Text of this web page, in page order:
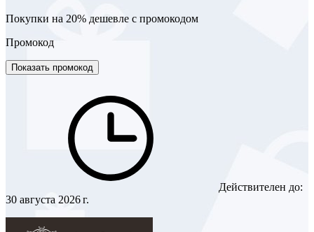
Покупки на 20% дешевле с промокодом
Промокод
Показать промокод
Действителен до:
30 августа 2026 г.